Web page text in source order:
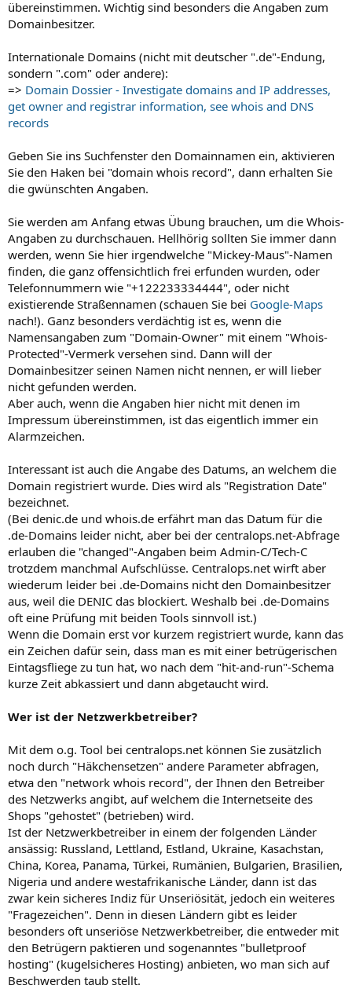
übereinstimmen. Wichtig sind besonders die Angaben zum
Domainbesitzer.
Internationale Domains (nicht mit deutscher ".de"-Endung,
sondern ".com" oder andere):
=> Domain Dossier - Investigate domains and IP addresses,
get owner and registrar information, see whois and DNS
records
Geben Sie ins Suchfenster den Domainnamen ein, aktivieren
Sie den Haken bei "domain whois record", dann erhalten Sie
die gwünschten Angaben.
Sie werden am Anfang etwas Übung brauchen, um die Whois-
Angaben zu durchschauen. Hellhörig sollten Sie immer dann
werden, wenn Sie hier irgendwelche "Mickey-Maus"-Namen
finden, die ganz offensichtlich frei erfunden wurden, oder
Telefonnummern wie "+122233334444", oder nicht
existierende Straßennamen (schauen Sie bei Google-Maps
nach!). Ganz besonders verdächtig ist es, wenn die
Namensangaben zum "Domain-Owner" mit einem "Whois-
Protected"-Vermerk versehen sind. Dann will der
Domainbesitzer seinen Namen nicht nennen, er will lieber
nicht gefunden werden.
Aber auch, wenn die Angaben hier nicht mit denen im
Impressum übereinstimmen, ist das eigentlich immer ein
Alarmzeichen.
Interessant ist auch die Angabe des Datums, an welchem die
Domain registriert wurde. Dies wird als "Registration Date"
bezeichnet.
(Bei denic.de und whois.de erfährt man das Datum für die
.de-Domains leider nicht, aber bei der centralops.net-Abfrage
erlauben die "changed"-Angaben beim Admin-C/Tech-C
trotzdem manchmal Aufschlüsse. Centralops.net wirft aber
wiederum leider bei .de-Domains nicht den Domainbesitzer
aus, weil die DENIC das blockiert. Weshalb bei .de-Domains
oft eine Prüfung mit beiden Tools sinnvoll ist.)
Wenn die Domain erst vor kurzem registriert wurde, kann das
ein Zeichen dafür sein, dass man es mit einer betrügerischen
Eintagsfliege zu tun hat, wo nach dem "hit-and-run"-Schema
kurze Zeit abkassiert und dann abgetaucht wird.
Wer ist der Netzwerkbetreiber?
Mit dem o.g. Tool bei centralops.net können Sie zusätzlich
noch durch "Häkchensetzen" andere Parameter abfragen,
etwa den "network whois record", der Ihnen den Betreiber
des Netzwerks angibt, auf welchem die Internetseite des
Shops "gehostet" (betrieben) wird.
Ist der Netzwerkbetreiber in einem der folgenden Länder
ansässig: Russland, Lettland, Estland, Ukraine, Kasachstan,
China, Korea, Panama, Türkei, Rumänien, Bulgarien, Brasilien,
Nigeria und andere westafrikanische Länder, dann ist das
zwar kein sicheres Indiz für Unseriösität, jedoch ein weiteres
"Fragezeichen". Denn in diesen Ländern gibt es leider
besonders oft unseriöse Netzwerkbetreiber, die entweder mit
den Betrügern paktieren und sogenanntes "bulletproof
hosting" (kugelsicheres Hosting) anbieten, wo man sich auf
Beschwerden taub stellt.